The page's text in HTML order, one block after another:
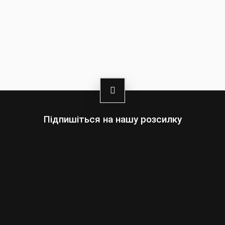
Підпишіться на нашу розсилку